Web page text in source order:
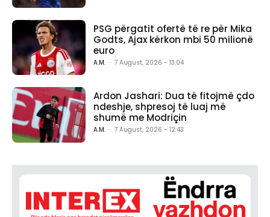
PSG përgatit ofertë të re për Mika
Godts, Ajax kërkon mbi 50 milionë
euro
A.M. - 7 August, 2026 - 13:04
Ardon Jashari: Dua të fitojmë çdo
ndeshje, shpresoj të luaj më
shumë me Modriçin
A.M. - 7 August, 2026 - 12:43